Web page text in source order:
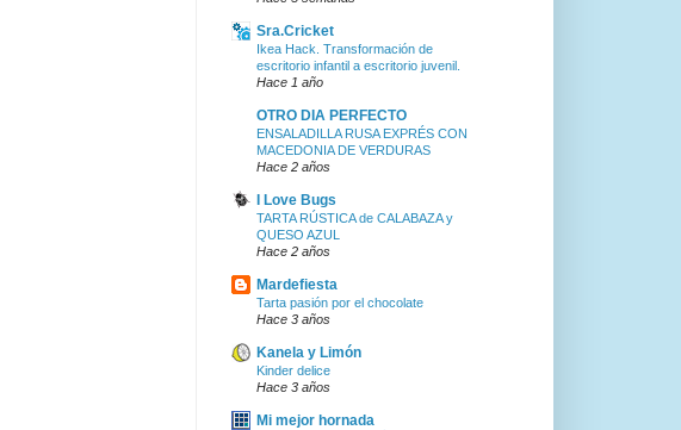
Sra.Cricket
Ikea Hack. Transformación de
escritorio infantil a escritorio juvenil.
Hace 1 año
OTRO DIA PERFECTO
ENSALADILLA RUSA EXPRÉS CON
MACEDONIA DE VERDURAS
Hace 2 años
I Love Bugs
TARTA RÚSTICA de CALABAZA y
QUESO AZUL
Hace 2 años
Mardefiesta
Tarta pasión por el chocolate
Hace 3 años
Kanela y Limón
Kinder delice
Hace 3 años
Mi mejor hornada